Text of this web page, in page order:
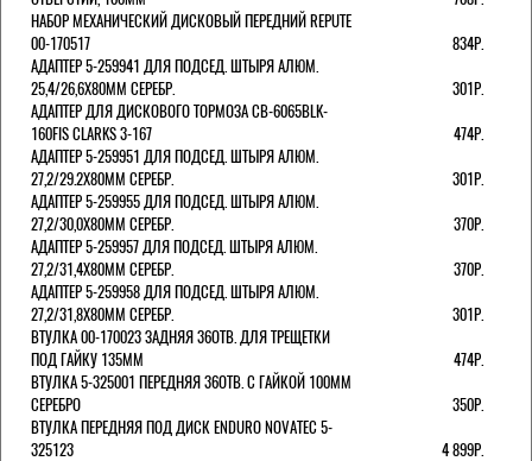
НАБОР МЕХАНИЧЕСКИЙ ДИСКОВЫЙ ПЕРЕДНИЙ REPUTE
00-170517
834Р.
АДАПТЕР 5-259941 ДЛЯ ПОДСЕД. ШТЫРЯ АЛЮМ.
25,4/26,6Х80ММ СЕРЕБР.
301Р.
АДАПТЕР ДЛЯ ДИСКОВОГО ТОРМОЗА CB-6065BLK-
160FIS CLARKS 3-167
474Р.
АДАПТЕР 5-259951 ДЛЯ ПОДСЕД. ШТЫРЯ АЛЮМ.
27,2/29.2Х80ММ СЕРЕБР.
301Р.
АДАПТЕР 5-259955 ДЛЯ ПОДСЕД. ШТЫРЯ АЛЮМ.
27,2/30,0Х80ММ СЕРЕБР.
370Р.
АДАПТЕР 5-259957 ДЛЯ ПОДСЕД. ШТЫРЯ АЛЮМ.
27,2/31,4Х80ММ СЕРЕБР.
370Р.
АДАПТЕР 5-259958 ДЛЯ ПОДСЕД. ШТЫРЯ АЛЮМ.
27,2/31,8Х80ММ СЕРЕБР.
301Р.
ВТУЛКА 00-170023 ЗАДНЯЯ 36ОТВ. ДЛЯ ТРЕЩЕТКИ
ПОД ГАЙКУ 135ММ
474Р.
ВТУЛКА 5-325001 ПЕРЕДНЯЯ 36ОТВ. С ГАЙКОЙ 100ММ
СЕРЕБРО
350Р.
ВТУЛКА ПЕРЕДНЯЯ ПОД ДИСК ENDURO NOVATEC 5-
325123
4 899Р.